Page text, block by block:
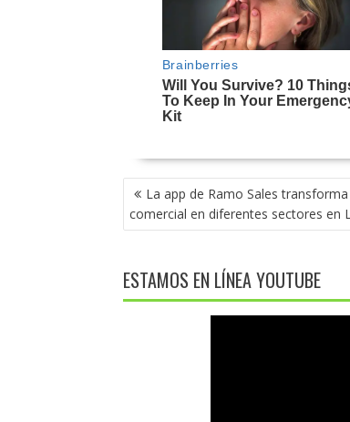
NAVEGACIÓN
DE
ENTRADAS
La app de Ramo Sales
comercial en diferentes sectores en
ESTAMOS EN LÍNEA YOUTUBE